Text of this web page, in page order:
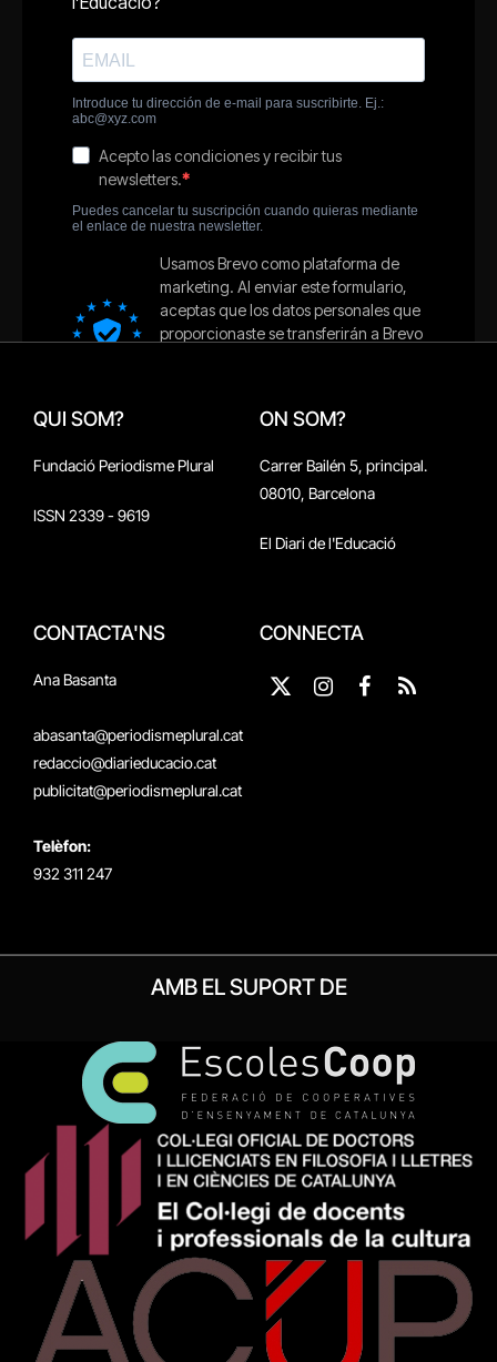
QUI SOM?
Fundació Periodisme Plural
ISSN 2339 - 9619
ON SOM?
Carrer Bailén 5, principal.
08010, Barcelona
El Diari de l'Educació
CONTACTA'NS
Ana Basanta
abasanta@periodismeplural.cat
redaccio@diarieducacio.cat
publicitat@periodismeplural.cat
Telèfon:
932 311 247
CONNECTA
X
Instagram
Facebook
RSS
AMB EL SUPORT DE